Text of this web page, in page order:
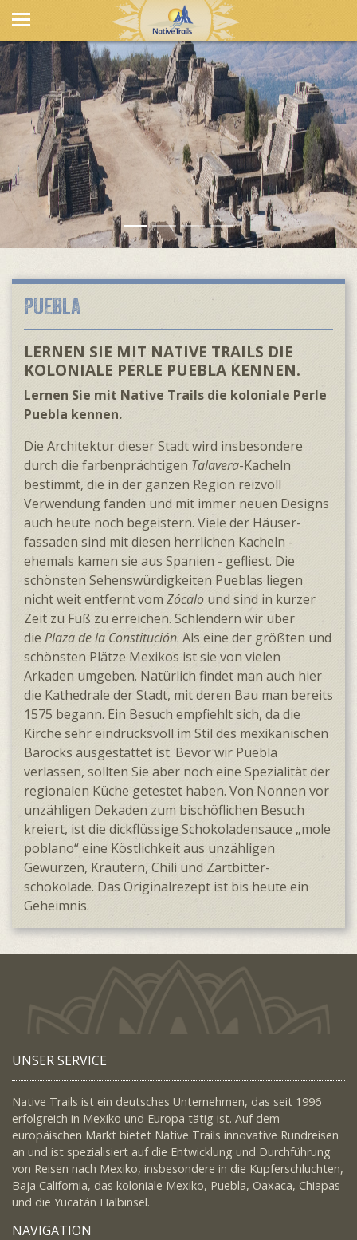
PUEBLA
LERNEN SIE MIT NATIVE TRAILS DIE
KOLONIALE PERLE PUEBLA KENNEN.
Lernen Sie mit Native Trails die koloniale Perle
Puebla kennen.
Die Architektur dieser Stadt wird insbe­sondere
durch die farben­prächtigen Talavera-Kacheln
bestimmt, die in der ganzen Region reizvoll
Verwendung fanden und mit immer neuen Designs
auch heute noch begeistern. Viele der Häuser­
fassaden sind mit diesen herr­lichen Kacheln -
ehemals kamen sie aus Spanien - gefliest. Die
schönsten Sehens­würdig­keiten Pueblas liegen
nicht weit entfernt vom Zócalo und sind in kurzer
Zeit zu Fuß zu erreichen. Schlendern wir über
die Plaza de la Constitución. Als eine der größten und
schönsten Plätze Mexikos ist sie von vielen
Arkaden umgeben. Natürlich findet man auch hier
die Kathe­drale der Stadt, mit deren Bau man bereits
1575 begann. Ein Besuch empfiehlt sich, da die
Kirche sehr eindrucks­voll im Stil des mexika­nischen
Barocks ausge­stattet ist. Bevor wir Puebla
verlassen, sollten Sie aber noch eine Spezia­lität der
regionalen Küche getestet haben. Von Nonnen vor
unzähligen Dekaden zum bischöf­lichen Besuch
kreiert, ist die dick­flüssige Schoko­laden­sauce „mole
poblano“ eine Köst­lich­keit aus unzähligen
Gewürzen, Kräutern, Chili und Zart­bitter­
schokolade. Das Original­rezept ist bis heute ein
Geheimnis.
UNSER SERVICE
Native Trails ist ein deutsches Unternehmen, das seit 1996
erfolgreich in Mexiko und Europa tätig ist. Auf dem
europäischen Markt bietet Native Trails innovative Rundreisen
an und ist spezialisiert auf die Entwicklung und Durchführung
von Reisen nach Mexiko, insbesondere in die Kupferschluchten,
Baja California, das koloniale Mexiko, Puebla, Oaxaca, Chiapas
und die Yucatán Halbinsel.
NAVIGATION